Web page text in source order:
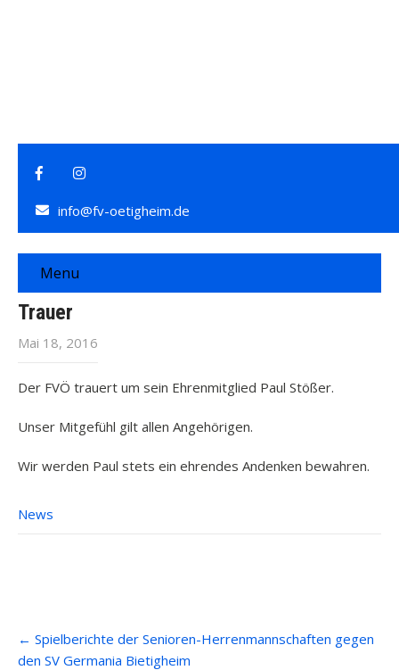
info@fv-oetigheim.de
Menu
Trauer
Mai 18, 2016
Der FVÖ trauert um sein Ehrenmitglied Paul Stößer.
Unser Mitgefühl gilt allen Angehörigen.
Wir werden Paul stets ein ehrendes Andenken bewahren.
News
navigation
← Spielberichte der Senioren-Herrenmannschaften gegen
den SV Germania Bietigheim